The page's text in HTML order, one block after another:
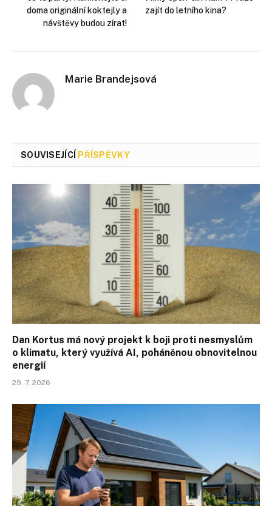
doma originální koktejly a
návštěvy budou zírat!
zajít do letního kina?
Marie Brandejsová
SOUVISEJÍCÍ PŘÍSPĚVKY
Dan Kortus má nový projekt k boji proti nesmyslům
o klimatu, který využívá AI, poháněnou obnovitelnou
energií
29. 7. 2026